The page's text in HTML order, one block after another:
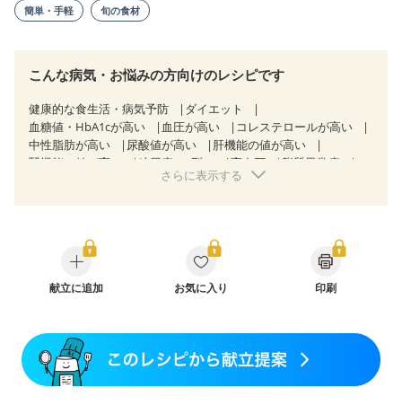
簡単・手軽 旬の食材
こんな病気・お悩みの方向けのレシピです
健康的な食生活・病気予防
ダイエット
血糖値・HbA1cが高い
血圧が高い
コレステロールが高い
中性脂肪が高い
尿酸値が高い
肝機能の値が高い
腎機能の値が高い
糖尿病（2型） 高血圧
脂質異常症
狭心症 心筋梗塞
糖尿病性腎症（第１期）
糖尿病性腎症（第２期）
CKD（ステージ１）
CKD（ステージ２）
CKD（ステージ３a）
乳がん（抗がん剤治療中）
味の感じ方が変わった
妊婦健診・体重増加が気になる（初期）
妊婦健診・血圧が気になる（初期）
さらに表示する
献立に追加 お気に入り 印刷